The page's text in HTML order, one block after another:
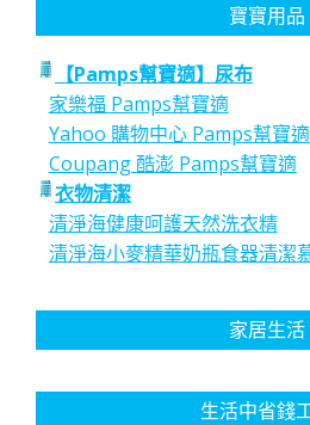
寶寶用品
【Pamps幫寶適】尿布
家樂福 Pamps幫寶適
Yahoo 購物中心 Pamps幫寶適
Coupang 酷澎 Pamps幫寶適
衣物清潔
清淨海健康呵護天然洗衣精
清淨海小麥精華奶瓶食器清潔
家居生活
生活中省錢